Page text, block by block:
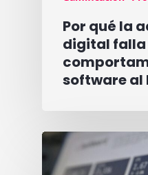
Por qué la
digital falla
software